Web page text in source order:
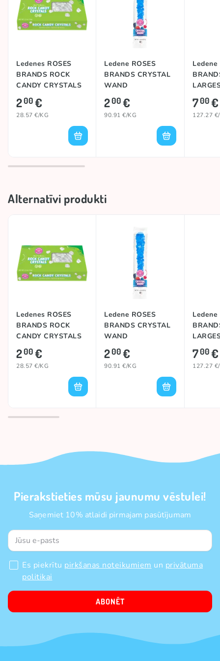
Kolekcijas 💎 Crystal Candy
CRYSTAL CANDY
Ledenes ROSES
BRANDS ROCK
CANDY CRYSTALS
NATURAL, 70g
200€
28.57 €/KG
Ledene ROSES
BRANDS CRYSTAL
WAND
(ASSORTED), 22g
200€
90.91 €/KG
Ledene
WAND,
700€
127.27
Alternatīvi produkti
Ledenes ROSES
BRANDS ROCK
CANDY CRYSTALS
NATURAL, 70g
200€
28.57 €/KG
Ledene ROSES
BRANDS CRYSTAL
WAND
(ASSORTED), 22g
200€
90.91 €/KG
Ledene
WAND,
700€
127.27
Pierakstieties mūsu jaunumu vēstulei!
Saņemiet 10% atlaidi pirmajam pasūtījumam
Es piekrītu pirkšanas noteikumiem un privātuma
politikai
ABONĒT